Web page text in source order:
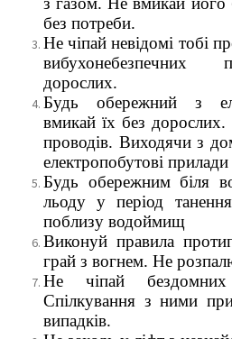
без потреби.
Не чіпай невідомі тобі
вибухонебезпечних
дорослих.
Будь обережний з
вмикай їх без
проводів. Виходячи з
електропобутові
Будь обережним біля
льоду у період
поблизу водоймищ
Виконуй правила
грай з вогнем. Не
Не чіпай
Спілкування з ними
випадків.